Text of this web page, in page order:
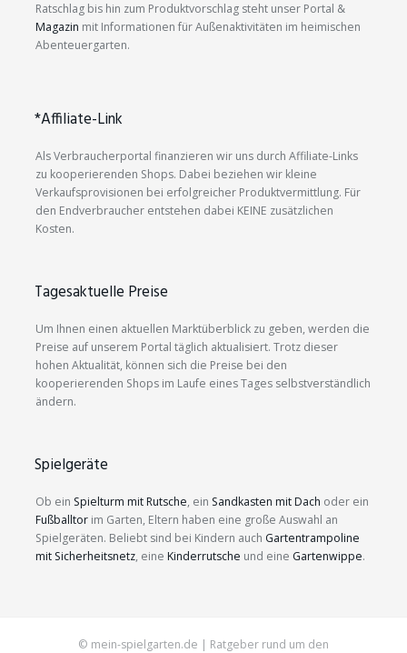
Ratschlag bis hin zum Produktvorschlag steht unser Portal &
Magazin mit Informationen für Außenaktivitäten im heimischen
Abenteuergarten.
*Affiliate-Link
Als Verbraucherportal finanzieren wir uns durch Affiliate-Links
zu kooperierenden Shops. Dabei beziehen wir kleine
Verkaufsprovisionen bei erfolgreicher Produktvermittlung. Für
den Endverbraucher entstehen dabei KEINE zusätzlichen
Kosten.
Tagesaktuelle Preise
Um Ihnen einen aktuellen Marktüberblick zu geben, werden die
Preise auf unserem Portal täglich aktualisiert. Trotz dieser
hohen Aktualität, können sich die Preise bei den
kooperierenden Shops im Laufe eines Tages selbstverständlich
ändern.
Spielgeräte
Ob ein Spielturm mit Rutsche, ein Sandkasten mit Dach oder ein
Fußballtor im Garten, Eltern haben eine große Auswahl an
Spielgeräten. Beliebt sind bei Kindern auch Gartentrampoline
mit Sicherheitsnetz, eine Kinderrutsche und eine Gartenwippe.
© mein-spielgarten.de | Ratgeber rund um den